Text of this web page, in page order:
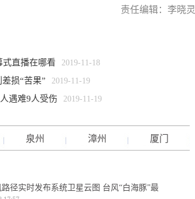
责任编辑：李晓灵
式直播在哪看 2019-11-18
损“苦果” 2019-11-19
遇难9人受伤 2019-11-19
泉州 漳州 厦门
径实时发布系统卫星云图 台风“白海豚”最